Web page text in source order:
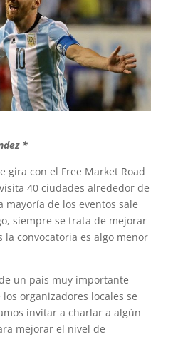
*
gira con el Free Market Road
40 ciudades alrededor de
mayoría de los eventos sale
siempre se trata de mejorar
la convocatoria es algo menor
un país muy importante
organizadores locales se
invitar a charlar a algún
mejorar el nivel de